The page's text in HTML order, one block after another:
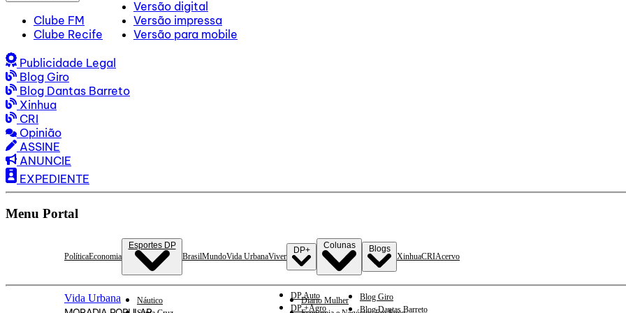
Clube FM
Clube Recife
Versão digital
Versão impressa
Versão para mobile
Publicidade Legal
Blog Giro
Blog Dantas Barreto
Xinhua
CRI
Opinião
ASSINE
ANUNCIE
EXPEDIENTE
Menu Portal
PolíticaEconomia
Esportes DP
Náutico
BrasilMundoVida UrbanaViver
DP+
DP Auto
DP +Agro
Colunas
Diario Mulher
Blogs
Blog Giro
Blog Dantas Barreto
XinhuaCRIAcervo
Vida Urbana